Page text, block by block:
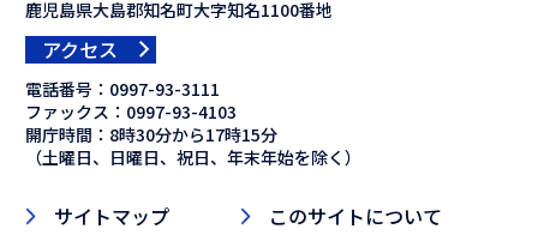
鹿児島県大島郡知名町大字知名1100番地
アクセス
電話番号： 0997-93-3111
ファックス： 0997-93-4103
開庁時間：8時30分から17時15分
（土曜日、日曜日、祝日、年末年始を除く）
サイトマップ
このサイトについて